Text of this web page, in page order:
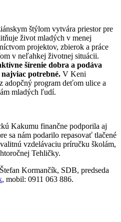
štýlom vytvára priestor pre
život mladých v menej
projektov, zbierok a práce
v neľahkej životnej situácii.
šírenie dobra a podáva
potrebné. V Keni
adopčný program deťom ulice a
mladých ľudí.
Kakumu finančne podporila aj
sa nám podarilo repasovať tlačené
vzdelávaciu príručku školám,
Tehličky.
Kormančík, SDB, predseda
, mobil: 0911 063 886.